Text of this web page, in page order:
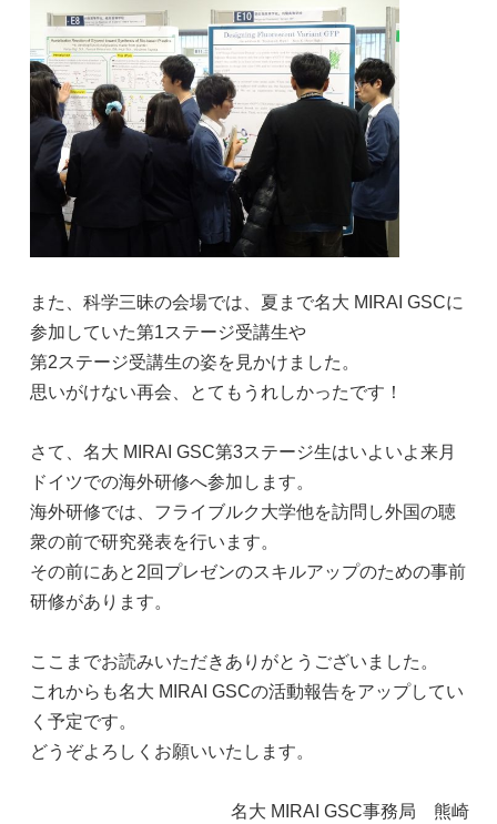
また、科学三昧の会場では、夏まで名大 MIRAI GSCに
参加していた第1ステージ受講生や
第2ステージ受講生の姿を見かけました。
思いがけない再会、とてもうれしかったです！
さて、名大 MIRAI GSC第3ステージ生はいよいよ来月
ドイツでの海外研修へ参加します。
海外研修では、フライブルク大学他を訪問し外国の聴
衆の前で研究発表を行います。
その前にあと2回プレゼンのスキルアップのための事前
研修があります。
ここまでお読みいただきありがとうございました。
これからも名大 MIRAI GSCの活動報告をアップしてい
く予定です。
どうぞよろしくお願いいたします。
名大 MIRAI GSC事務局 熊崎